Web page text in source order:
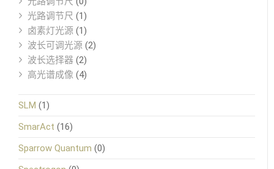
光路调节尺 (1)
卤素灯光源 (1)
波长可调光源 (2)
波长选择器 (2)
高光谱成像 (4)
SLM (1)
SmarAct (16)
Sparrow Quantum (0)